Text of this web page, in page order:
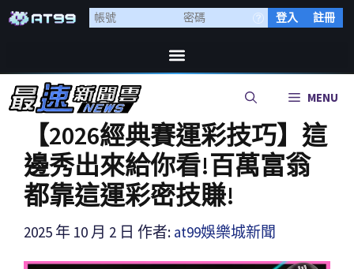
登入 註冊
MENU
【2026經典賽運彩技巧】這
邊秀出來給你看!百萬富翁
都靠這運彩密技賺!
2025 年 10 月 2 日 作者: at99娛樂城新聞